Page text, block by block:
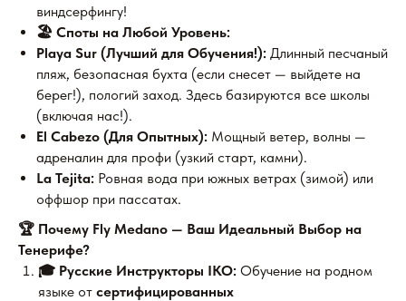
виндсерфингу!
🏖️ Споты на Любой Уровень:
Playa Sur (Лучший для Обучения!): Длинный песчаный
пляж, безопасная бухта (если снесет — выйдете на
берег!), пологий заход. Здесь базируются все школы
(включая нас!).
El Cabezo (Для Опытных): Мощный ветер, волны —
адреналин для профи (узкий старт, камни).
La Tejita: Ровная вода при южных ветрах (зимой) или
оффшор при пассатах.
🏆 Почему Fly Medano — Ваш Идеальный Выбор на
Тенерифе?
🎓 Русские Инструкторы IKO: Обучение на родном
языке от сертифицированных